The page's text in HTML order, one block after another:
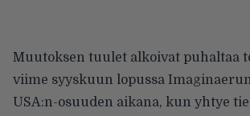
Muutoksen tuulet alkoivat puhaltaa
viime syyskuun lopussa
USA:n-osuuden aikana, kun yhtye